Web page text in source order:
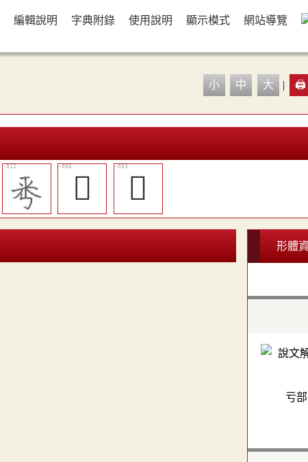
編輯說明 字典附錄 使用說明 顯示模式 網站導覽
小 中 大 | 🖨️
󱬾 𤔁
形體
亏